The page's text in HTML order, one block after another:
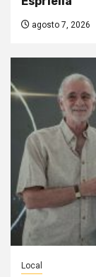
agosto 7, 2026
Local